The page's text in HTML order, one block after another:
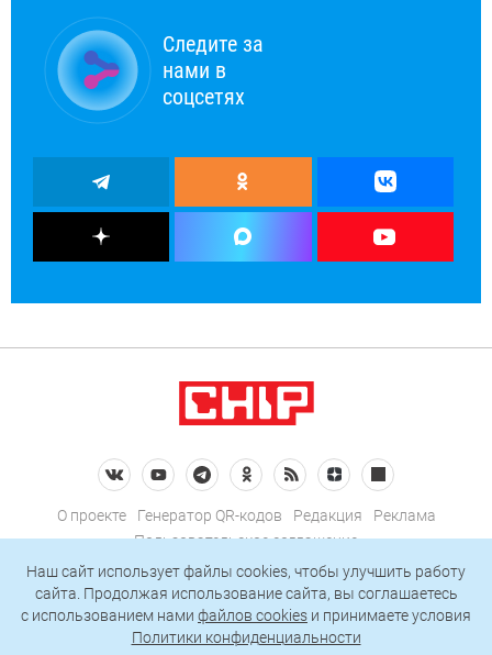
Следите за
нами в
соцсетях
О проекте Генератор QR-кодов Редакция
Реклама
Пользовательское соглашение
Политика конфиденциальности
Подписаться на рассылку
Наш сайт использует файлы cookies, чтобы улучшить работу
сайта. Продолжая использование сайта, вы соглашаетесь
c использованием нами файлов cookies и принимаете условия
Политики конфиденциальности